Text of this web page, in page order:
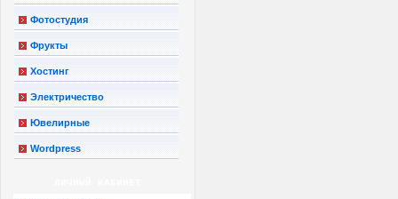
Фотостудия
Фрукты
Хостинг
Электричество
Ювелирные
Wordpress